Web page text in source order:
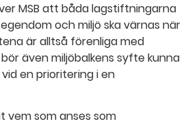
MSB att båda lagstiftningarna
och miljö ska värnas när
är alltså förenliga med
även miljöbalkens syfte kunna
en prioritering i en
vem som anses som